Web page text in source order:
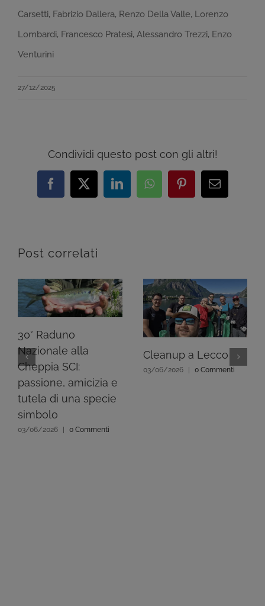
Carsetti, Fabrizio Dallera, Renzo Della Valle, Lorenzo
Lombardi, Francesco Pratesi, Alessandro Trezzi, Enzo
Venturini
27/12/2025
Condividi questo post con gli altri!
Facebook
X LinkedInWhatsAppPinterestEmail
Post correlati
30° Raduno
Nazionale alla
Cheppia SCI:
passione, amicizia e
tutela di una specie
simbolo
03/06/2026 | 0 Commenti
Cleanup a Lecco
03/06/2026 | 0 Commenti